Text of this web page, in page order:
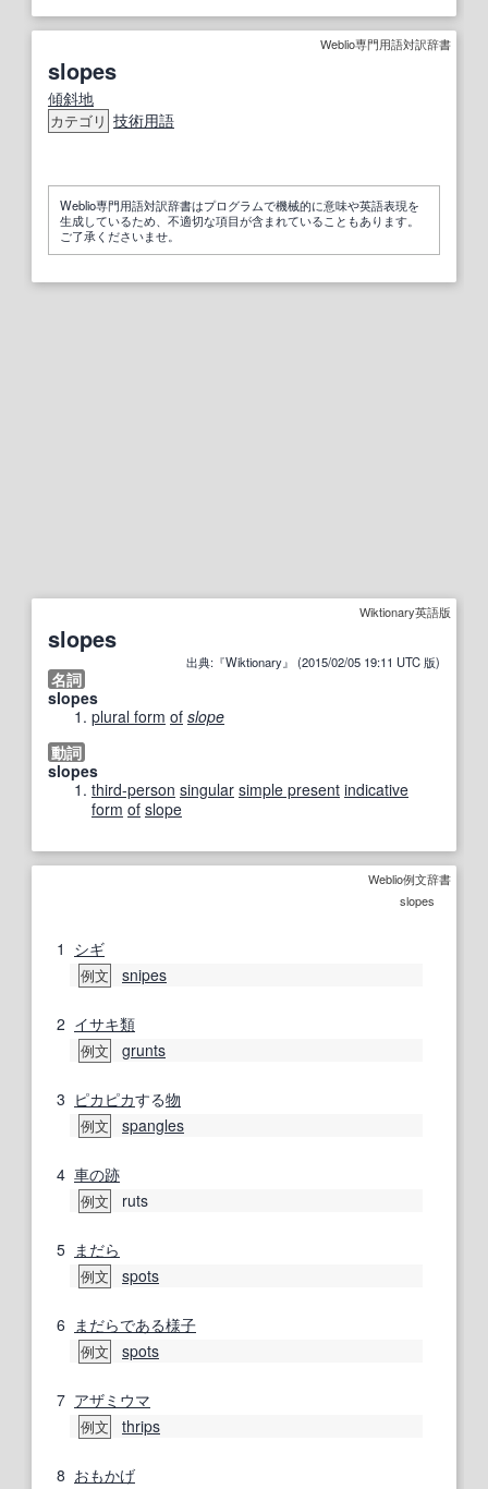
Weblio専門用語対訳辞書
slopes
傾斜地
カテゴリ 技術用語
Weblio専門用語対訳辞書はプログラムで機械的に意味や英語表現を
生成しているため、不適切な項目が含まれていることもあります。
ご了承くださいませ。
Wiktionary英語版
slopes
出典:『Wiktionary』 (2015/02/05 19:11 UTC 版)
名詞
slopes
plural form of slope
動詞
slopes
third-person singular simple present indicative
form of slope
Weblio例文辞書
slopes
1 シギ
例文 snipes
2 イサキ類
例文 grunts
3 ピカピカする物
例文 spangles
4 車の跡
例文 ruts
5 まだら
例文 spots
6 まだらである様子
例文 spots
7 アザミウマ
例文 thrips
8 おもかげ